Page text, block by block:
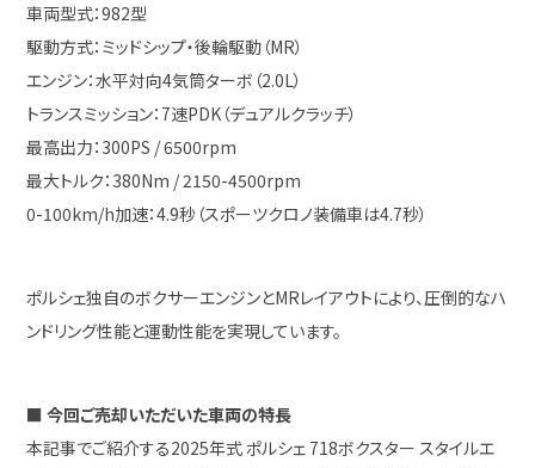
車両型式：982型
駆動方式：ミッドシップ・後輪駆動（MR）
エンジン：水平対向4気筒ターボ（2.0L）
トランスミッション：7速PDK（デュアルクラッチ）
最高出力：300PS / 6500rpm
最大トルク：380Nm / 2150-4500rpm
0-100km/h加速：4.9秒（スポーツクロノ装備車は4.7秒）
ポルシェ独自のボクサーエンジンとMRレイアウトにより、圧倒的なハ
ンドリング性能と運動性能を実現しています。
■ 今回ご売却いただいた車両の特長
本記事でご紹介する2025年式 ポルシェ 718ボクスター スタイルエ